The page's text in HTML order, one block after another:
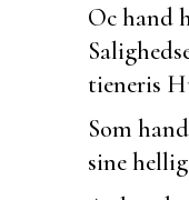
Oc hand
tieneris
Som
sine